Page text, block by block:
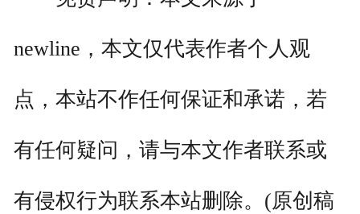
newline，本文仅代表作者个人观
点，本站不作任何保证和承诺，若
有任何疑问，请与本文作者联系或
有侵权行为联系本站删除。(原创稿